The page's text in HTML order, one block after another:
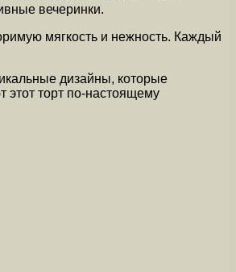
вечеринки.
мягкость и нежность. Каждый
дизайны, которые
этот торт по-настоящему